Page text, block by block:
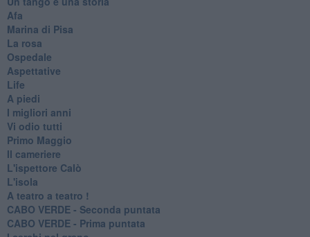
Afa
Marina di Pisa
La rosa
Ospedale
Aspettative
Life
A piedi
I migliori anni
Vi odio tutti
Primo Maggio
Il cameriere
L'ispettore Calò
L'isola
A teatro a teatro !
CABO VERDE - Seconda puntata
CABO VERDE - Prima puntata